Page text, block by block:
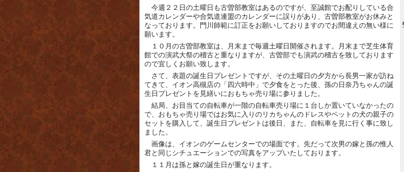
今週２２日の土曜日も古曽部教室はあるのですが、至誠館でお配りしている合
気道カレンダーや合気道連盟のカレンダーに誤りがあり、古曽部教室がお休みと
なっております。門川師範に訂正をお願いしておりますのでお間違えの無い様に
願います。
１０月の古曽部教室は、月末まで毎週土曜日開催されます。月末まで芝生体育
館での演武大祭の稽古と重なりますが、古曽部でも演武の稽古を致しております
ので宜しくお願い致します。
さて、表題の誕生日プレゼントですが、その土曜日の夕方から長男一家が訪ね
てきて、イオン高槻店の「四六時中」で夕食をとった後、孫の日奈乃ちゃんの誕
生日プレゼントを見繕いにおもちゃ売り場に参りました。
結局、お目当ての自転車が一階の自転車売り場に１台しか置いていなかったの
で、おもちゃ売り場ではお気に入りのリカちゃんのドレスやペットの犬の親子の
セットを購入して、誕生日プレゼントは後日、また、自転車を見に行く事に致し
ました。
画像は、イオンのゲームセンターでの場面です。先だって次男の嫁と孫の惟人
君と同じシチュエーションでの写真をアップいたしております。
１１月は孫と嫁の誕生日が重なります。